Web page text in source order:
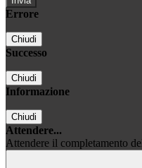
Errore
Chiudi
Successo
Chiudi
Informazione
Chiudi
Attendere...
Attendere il completamento